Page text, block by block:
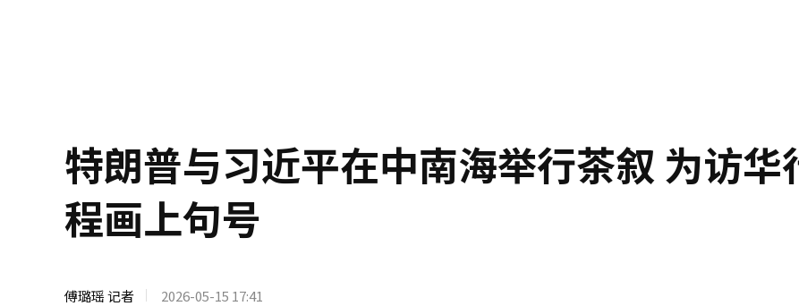
特朗普与习近平在中南海举行茶叙 为访华
程画上句号
傅璐瑶 记者 2026-05-15 17:41